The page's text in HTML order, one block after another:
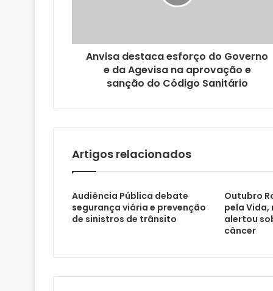
o
a
Anvisa destaca esforço do Governo
e da Agevisa na aprovação e
sanção do Código Sanitário
Artigos relacionados
Audiência Pública debate
segurança viária e prevenção
de sinistros de trânsito
Outubro
pela Vida,
alertou
câncer